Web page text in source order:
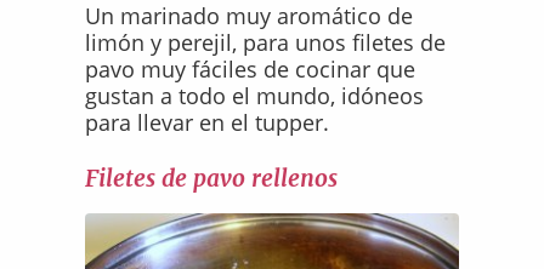
Un marinado muy aromático de
limón y perejil, para unos filetes de
pavo muy fáciles de cocinar que
gustan a todo el mundo, idóneos
para llevar en el tupper.
Filetes de pavo rellenos